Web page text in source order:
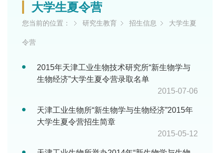
大学生夏令营
您当前的位置： 研究生教育 招生信息 大学生夏
令营
2015年天津工业生物技术研究所“新生物学与
生物经济”大学生夏令营录取名单
2015-07-06
天津工业生物所“新生物学与生物经济”2015年
大学生夏令营招生简章
2015-05-12